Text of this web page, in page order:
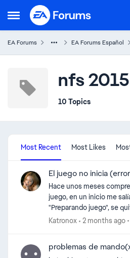
Open Side Menu
Skip to content
EA Forums EA Forums Español
nfs 2015
10 Topics
Most Recent Most Likes
El juego no inicia
Hace unos meses
juego, en un inicio me
"Preparando juego", se
Katronox
2 months ago
problemas de